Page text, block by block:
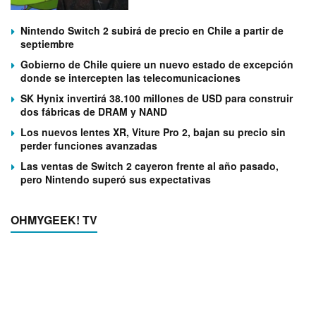
Nintendo Switch 2 subirá de precio en Chile a partir de
septiembre
Gobierno de Chile quiere un nuevo estado de excepción
donde se intercepten las telecomunicaciones
SK Hynix invertirá 38.100 millones de USD para construir
dos fábricas de DRAM y NAND
Los nuevos lentes XR, Viture Pro 2, bajan su precio sin
perder funciones avanzadas
Las ventas de Switch 2 cayeron frente al año pasado,
pero Nintendo superó sus expectativas
OHMYGEEK! TV